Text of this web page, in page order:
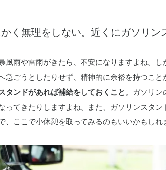
く無理をしない。近くにガソリン
風雨や雷雨がきたら、不安になりますよね。
急ごうとしたりせず、精神的に余裕を持つこと
タンドがあれば補給をしておくこと 。ガソリン
ってきたりしますよね。また、ガソリンスタ
、ここで小休憩を取ってみるのもいいかもしれ